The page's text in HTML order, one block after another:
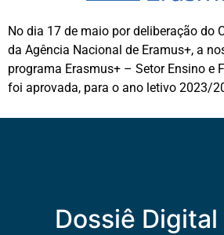
No dia 17 de maio por deliberação do
da Agência Nacional de Eramus+, a
programa Erasmus+ – Setor Ensino e
foi aprovada, para o ano letivo 2023/
Dossiê Digital